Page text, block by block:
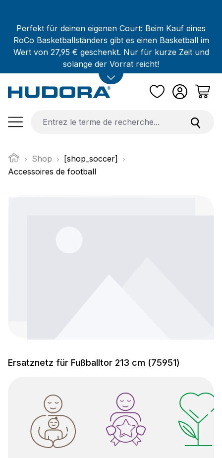
Perfekt für deinen eigenen Court: Beim Kauf eines
RoCo Basketballständers gibt es einen Basketball im
Wert von 27,95 € geschenkt. Nur für kurze Zeit und
solange der Vorrat reicht!
Shop
[shop_soccer]
Accessoires de football
Ersatznetz für Fußballtor 213 cm (75951)